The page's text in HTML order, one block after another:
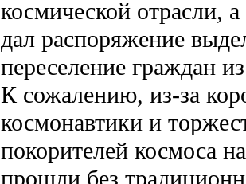
космической отрасли,
дал распоряжение
переселение граждан
К сожалению, из-за
космонавтики и
покорителей космоса
прошли без